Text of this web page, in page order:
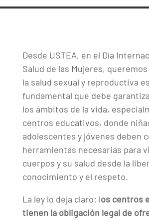
Desde USTEA, en el Día
Salud de las Mujeres,
la salud sexual y reproductiva
fundamental que debe
los ámbitos de la vida,
centros educativos, donde
adolescentes y jóvenes deben
herramientas necesarias para
cuerpos y su salud desde la
conocimiento y el respeto.
La ley lo deja claro: los centros
tienen la obligación legal de